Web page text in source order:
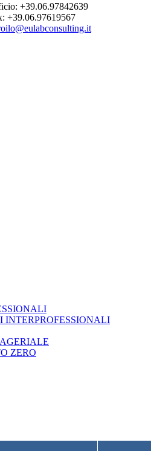
+39.06.97842639
+39.06.97619567
INTERPROFESSIONALI
ZERO